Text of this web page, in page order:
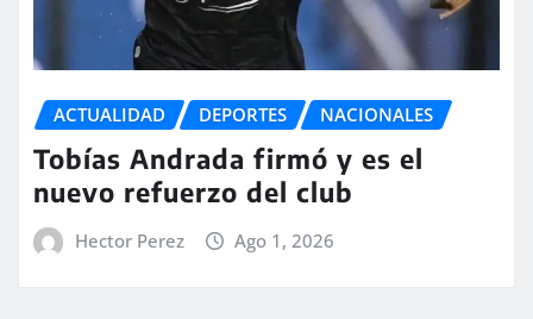
ACTUALIDAD DEPORTES NACIONALES
Tobías Andrada firmó y es el
nuevo refuerzo del club
Hector Perez Ago 1, 2026